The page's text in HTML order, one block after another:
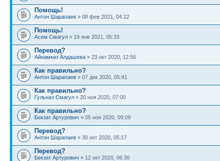
Помощь!
Антон Шарапаев » 08 фев 2021, 04:22
Помощь!
Асем Смагул » 19 янв 2021, 05:33
Перевод?
Айнамкөз Алдашева » 23 окт 2020, 12:56
Как правильно?
Антон Шарапаев » 07 дек 2020, 05:41
Как правильно?
Гульназ Смагул » 20 ноя 2020, 07:00
Как правильно?
Бекзат Артурович » 05 ноя 2020, 09:09
Перевод?
Антон Шарапаев » 30 окт 2020, 05:17
Перевод?
Бекзат Артурович » 12 окт 2020, 06:30